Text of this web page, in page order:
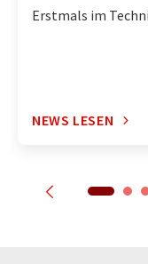
Erstmals im
NEWS LESEN